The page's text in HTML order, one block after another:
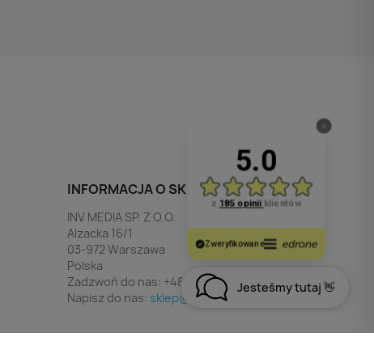
INFORMACJA O SKLEPIE
INV MEDIA SP. Z O.O.
Alzacka 16/1
03-972 Warszawa
Polska
Zadzwoń do nas: +48 790 532 449
Napisz do nas: sklep@invmedia.pl
Jesteśmy tutaj 👋